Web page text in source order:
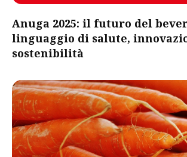
Anuga 2025: il futuro del
linguaggio di salute,
sostenibilità